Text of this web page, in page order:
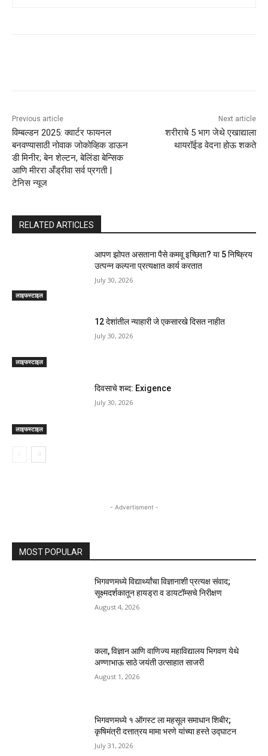
Previous article
विम्बल्डन 2025: क्वार्टर फायनल
बनवण्यासाठी नोवाक जोकोव्हिक डाऊन
डी मिनीर; बेन शेल्टन, बेलिंडा बेन्सिक
आणि मीररा अँड्रीवा सर्व प्रगती |
टेनिस न्यूज
Next article
शरीराचे 5 भाग जेथे एखाद्याला
थायरॉईड वेदना होऊ शकते
RELATED ARTICLES
लाइफस्टाइल
आपण झोपत असताना पैसे कमवू इच्छिता? या 5 निष्क्रिय
उत्पन्न कल्पना प्रत्यक्षात कार्य करतात
July 30, 2026
लाइफस्टाइल
12 देशांतील न्याहारी जे एकसारखे दिसत नाहीत
July 30, 2026
लाइफस्टाइल
दिवसाचे शब्द: Exigence
July 30, 2026
- Advertisment -
MOST POPULAR
भिगवणमध्ये विद्यार्थ्यांचा विज्ञानाशी प्रत्यक्ष संवाद;
सूक्ष्मदर्शकातून हायड्रा व डायटॉम्सचे निरीक्षण
August 4, 2026
कला, विज्ञान आणि वाणिज्य महाविद्यालय भिगवण येथे
अण्णाभाऊ साठे जयंती उत्साहात साजरी
August 1, 2026
भिगवणमध्ये १ ऑगस्ट ला महसूल समाधान शिबीर;
कृषिमंत्री दत्तात्रय मामा भरणे यांच्या हस्ते उद्घाटन
July 31, 2026